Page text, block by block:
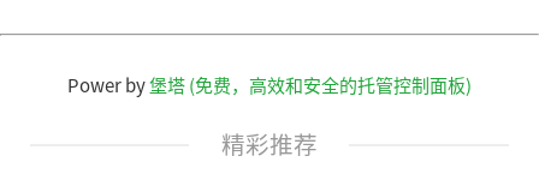
Power by堡塔 (免费，高效和安全的托管控制面板)
精彩推荐